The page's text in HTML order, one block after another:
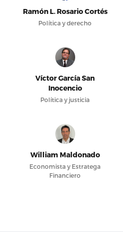
Ramón L. Rosario Cortés
Política y derecho
Víctor García San
Inocencio
Política y justicia
William Maldonado
Economista y Estratega
Financiero